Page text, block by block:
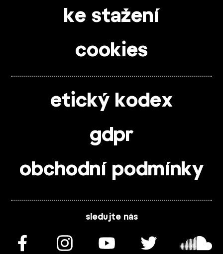
ke stažení
cookies
etický kodex
gdpr
obchodní podmínky
sledujte nás